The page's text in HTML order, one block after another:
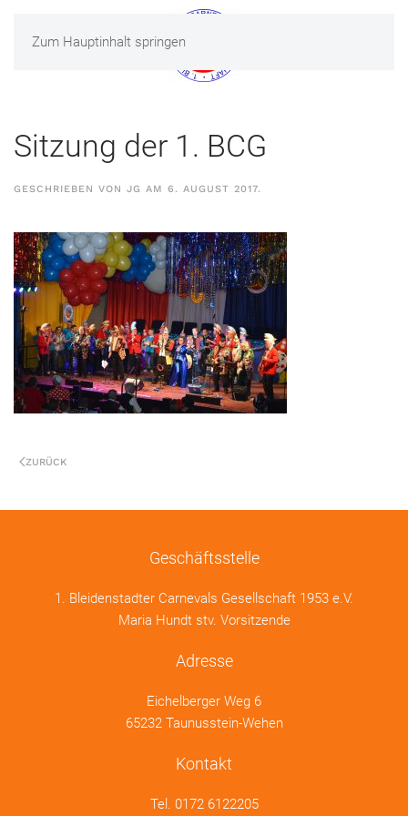
Zum Hauptinhalt springen
MENÜ
Sitzung der 1. BCG
GESCHRIEBEN VON JG AM 6. AUGUST 2017.
ZURÜCK
Geschäftsstelle
1. Bleidenstadter Carnevals Gesellschaft 1953 e.V.
Maria Hundt stv. Vorsitzende
Adresse
Eichelberger Weg 6
65232 Taunusstein-Wehen
Kontakt
Tel. 0172 6122205